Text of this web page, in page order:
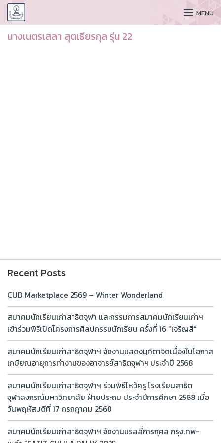
CUDAA MENU
นางเนตรเสลา สุตเธียรกุล รุ่น 22
Recent Posts
CUD Marketplace 2569 – Winter Wonderland
สมาคมนักเรียนเก่าสาธิตจุฬา และกรรมการสมาคมนักเรียนเก่าฯ
เข้าร่วมพิธีเปิดโครงการศิลปกรรมนักเรียน ครั้งที่ 16 “เจริญสี”
สมาคมนักเรียนเก่าสาธิตจุฬาฯ จัดงานแสดงมุทิตาจิตเนื่องในโอกาส
เกษียณอายุการทำงานของอาจารย์สาธิตจุฬาฯ ประจำปี 2568
สมาคมนักเรียนเก่าสาธิตจุฬาฯ ร่วมพิธีไหว้ครู โรงเรียนสาธิต
จุฬาลงกรณ์มหาวิทยาลัย ฝ่ายประถม ประจำปีการศึกษา 2568 เมื่อ
วันพฤหัสบดีที่ 17 กรกฎาคม 2568
สมาคมนักเรียนเก่าสาธิตจุฬาฯ จัดงานแรลลี่การกุศล กรุงเทพ-